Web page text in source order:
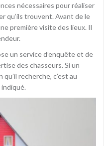
nécessaires pour réaliser
qu’ils trouvent. Avant de le
première visite des lieux. Il
un service d’enquête et de
des chasseurs. Si un
recherche, c’est au